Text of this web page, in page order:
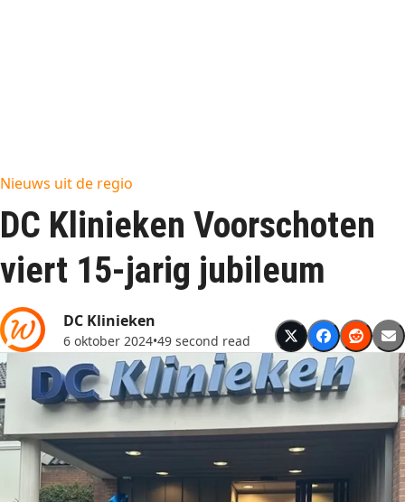
Nieuws uit de regio
DC Klinieken Voorschoten
viert 15-jarig jubileum
DC Klinieken
6 oktober 2024•49 second read